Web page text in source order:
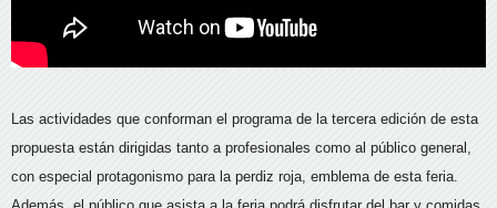
Las actividades que conforman el programa de la tercera edición de esta
propuesta están dirigidas tanto a profesionales como al público general,
con especial protagonismo para la perdiz roja, emblema de esta feria.